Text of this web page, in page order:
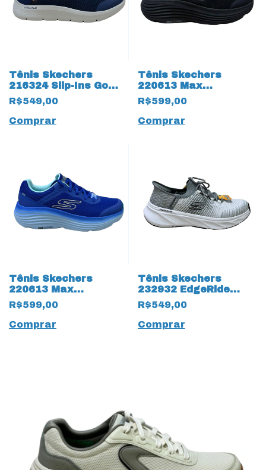
Tênis Skechers
216324 Slip-Ins Go
Walk Flex 18949
Marinho
R$549,00
Comprar
Tênis Skechers
220613 Max
Cushioning
Endeavour 18928
Preto
R$599,00
Comprar
Tênis Skechers
220613 Max
Cushioning Endevour
18924 Azul
R$599,00
Comprar
Tênis Skechers
232932 EdgeRide
Raygo Slip-Ins 18817
Cinza
R$549,00
Comprar